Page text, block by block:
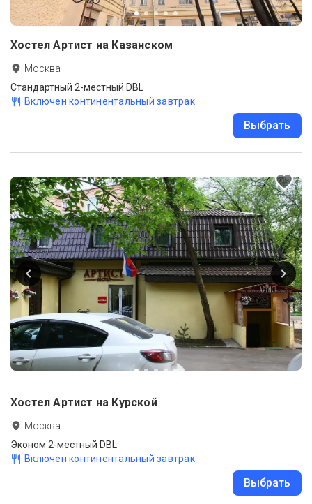
Хостел Артист на Казанском
Москва
Стандартный 2-местный DBL
Включен континентальный завтрак
Выбрать
Хостел Артист на Курской
Москва
Эконом 2-местный DBL
Включен континентальный завтрак
Выбрать